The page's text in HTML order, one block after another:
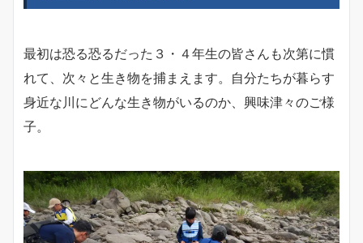
最初は恐る恐るだった３・４年生の皆さんも次第に慣
れて、次々と生き物を捕まえます。自分たちが暮らす
身近な川にどんな生き物がいるのか、興味津々のご様
子。